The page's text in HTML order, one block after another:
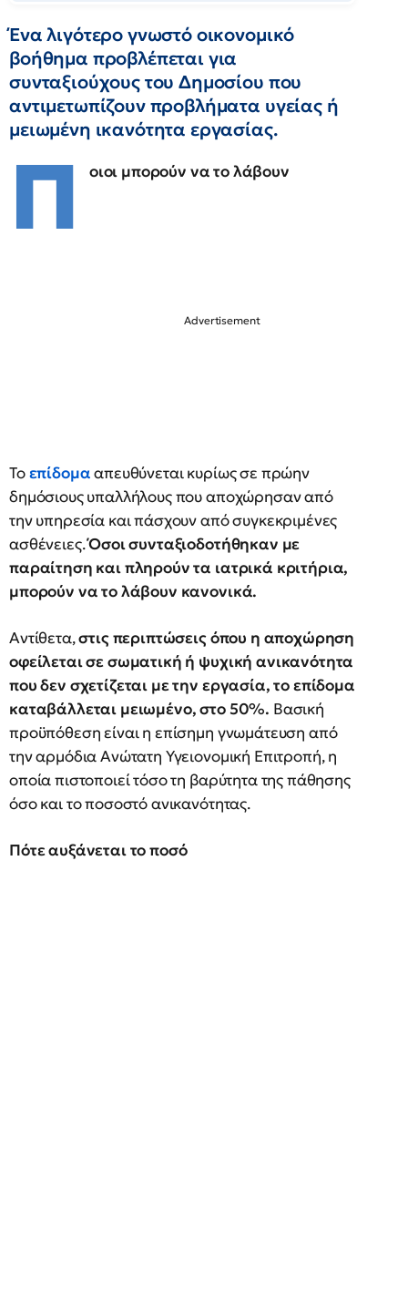
Ένα λιγότερο γνωστό οικονομικό
βοήθημα προβλέπεται για
συνταξιούχους του Δημοσίου που
αντιμετωπίζουν προβλήματα υγείας ή
μειωμένη ικανότητα εργασίας.
Π οιοι μπορούν να το λάβουν
Τοεπίδομααπευθύνεται κυρίως σε πρώην
δημόσιους υπαλλήλους που αποχώρησαν από
την υπηρεσία και πάσχουν από συγκεκριμένες
ασθένειες.Όσοι συνταξιοδοτήθηκαν με
παραίτηση και πληρούν τα ιατρικά κριτήρια,
μπορούν να το λάβουν κανονικά.
Αντίθετα,στις περιπτώσεις όπου η αποχώρηση
οφείλεται σε σωματική ή ψυχική ανικανότητα
που δεν σχετίζεται με την εργασία, το επίδομα
καταβάλλεται μειωμένο, στο 50%. Βασική
προϋπόθεση είναι η επίσημη γνωμάτευση από
την αρμόδια Ανώτατη Υγειονομική Επιτροπή, η
οποία πιστοποιεί τόσο τη βαρύτητα της πάθησης
όσο και το ποσοστό ανικανότητας.
Πότε αυξάνεται το ποσό